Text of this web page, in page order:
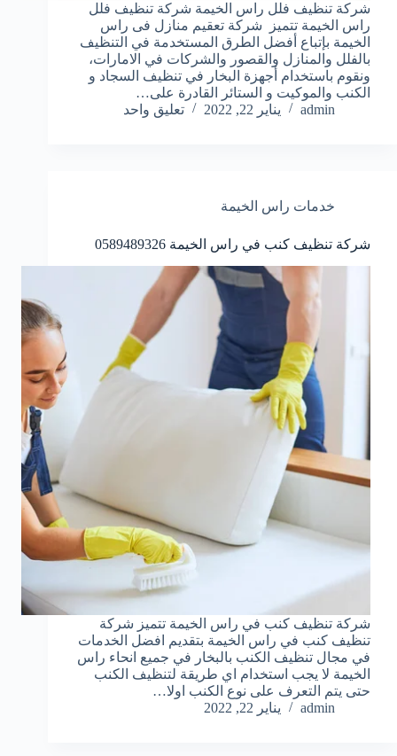
شركة تنظيف فلل راس الخيمة شركة تنظيف فلل
راس الخيمة تتميز شركة تعقيم منازل فى راس
الخيمة بإتباع أفضل الطرق المستخدمة في التنظيف
بالفلل والمنازل والقصور والشركات في الامارات،
ونقوم باستخدام أجهزة البخار في تنظيف السجاد و
الكنب والموكيت و الستائر القادرة على…
admin
يناير 22, 2022 تعليق واحد
خدمات راس الخيمة
شركة تنظيف كنب في راس الخيمة 0589489326
شركة تنظيف كنب في راس الخيمة تتميز شركة
تنظيف كنب في راس الخيمة بتقديم افضل الخدمات
في مجال تنظيف الكنب بالبخار في جميع انحاء راس
الخيمة لا يجب استخدام اي طريقة لتنظيف الكنب
حتى يتم التعرف على نوع الكنب اولا…
admin
يناير 22, 2022